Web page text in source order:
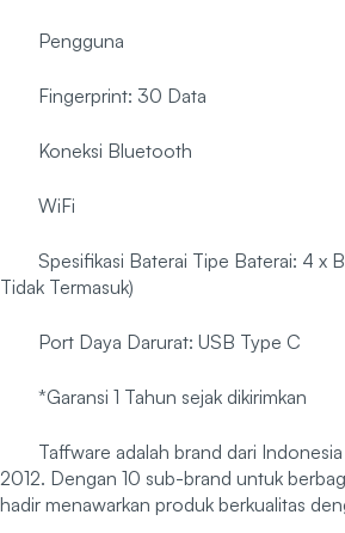
Pengguna
Fingerprint: 30 Data
Koneksi Bluetooth
WiFi
Spesifikasi Baterai Tipe Baterai: 4 x
Tidak Termasuk)
Port Daya Darurat: USB Type C
*Garansi 1 Tahun sejak dikirimkan
Taffware adalah brand dari
2012. Dengan 10 sub-brand untuk
hadir menawarkan produk berkualitas